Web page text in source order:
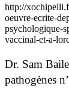
http://
oeuvre-ecrite-
psychologique-
vaccinal-et-a-
Dr. Sam
pathogènes